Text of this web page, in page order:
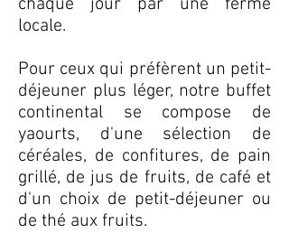
chaque jour par une ferme
locale.
Pour ceux qui préfèrent un petit-
déjeuner plus léger, notre buffet
continental se compose de
yaourts, d'une sélection de
céréales, de confitures, de pain
grillé, de jus de fruits, de café et
d'un choix de petit-déjeuner ou
de thé aux fruits.